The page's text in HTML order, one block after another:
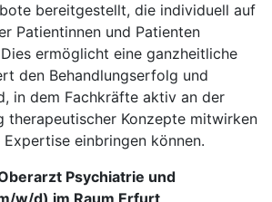
bereitgestellt, die individuell auf
Patientinnen und Patienten
ermöglicht eine ganzheitliche
den Behandlungserfolg und
in dem Fachkräfte aktiv an der
therapeutischer Konzepte mitwirken
einbringen können.
Psychiatrie und
w/d) im Raum Erfurt